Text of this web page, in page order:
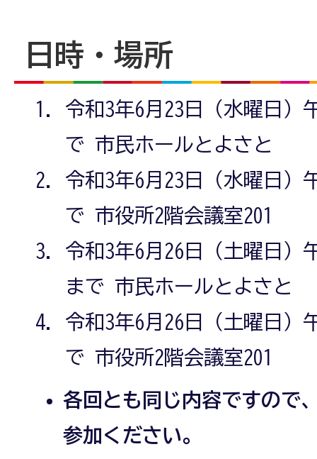
日時・場所
令和3年6月23日（水曜日）
で 市民ホールとよさと
令和3年6月23日（水曜日）
で 市役所2階会議室201
令和3年6月26日（土曜日）
まで 市民ホールとよさと
令和3年6月26日（土曜日）
で 市役所2階会議室201
各回とも同じ内容ですので
参加ください。